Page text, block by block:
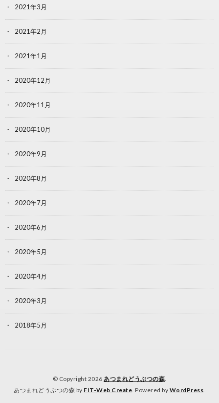
2021年3月
2021年2月
2021年1月
2020年12月
2020年11月
2020年10月
2020年9月
2020年8月
2020年7月
2020年6月
2020年5月
2020年4月
2020年3月
2018年5月
© Copyright 2026 あつまれどうぶつの森.
あつまれどうぶつの森 by FIT-Web Create. Powered by WordPress.